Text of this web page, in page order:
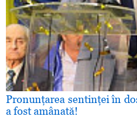
Pronunţarea sentinţei în
a fost amânată!